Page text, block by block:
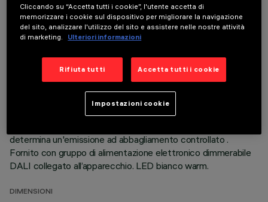
apparecchio miniaturizzato ad incasso rettangolare a 15
elementi ottici con sorgenti LED - ottiche fisse - apertura
pressofuso; versione minimal (frameless) per installazione a
filo soffitto. Ottiche ad alta definizione in termoplastico
antiabbagliamento nero; la composizione strutturale del
sistema ottico evita l’effetto puntiforme, permette di
determina un'emissione ad abbagliamento controllato .
Fornito con gruppo di alimentazione elettronico dimmerabile
DALI collegato all’apparecchio. LED bianco warm.
DIMENSIONI
Cliccando su “Accetta tutti i cookie”, l'utente accetta di
memorizzare i cookie sul dispositivo per migliorare la navigazione
del sito, analizzare l'utilizzo del sito e assistere nelle nostre attività
di marketing.
Ulteriori informazioni
Rifiuta tutti Accetta tutti i cookie
Impostazioni cookie